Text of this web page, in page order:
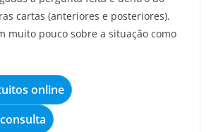
cartas (anteriores e posteriores).
muito pouco sobre a situação como
online